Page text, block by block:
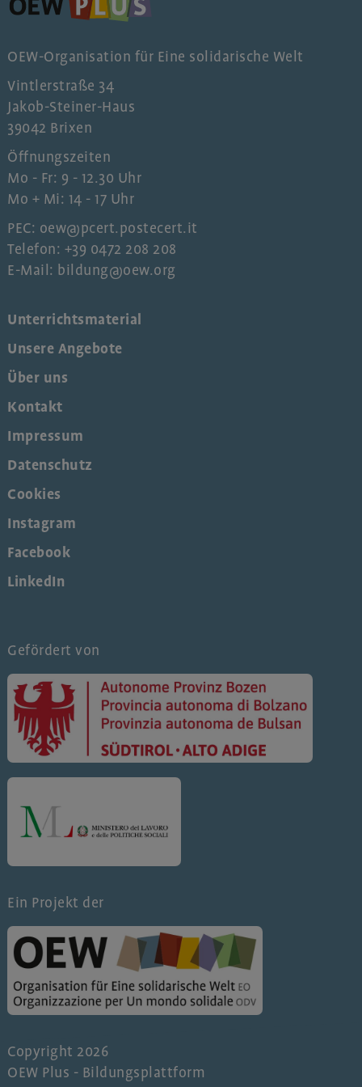
OEW-Organisation für Eine solidarische Welt
Vintlerstraße 34
Jakob-Steiner-Haus
39042 Brixen
Öffnungszeiten
Mo - Fr: 9 - 12.30 Uhr
Mo + Mi: 14 - 17 Uhr
PEC: oew@pcert.postecert.it
Telefon: +39 0472 208 208
E-Mail: bildung@oew.org
Unterrichtsmaterial
Unsere Angebote
Über uns
Kontakt
Impressum
Datenschutz
Cookies
Instagram
Facebook
LinkedIn
Gefördert von
Ein Projekt der
Copyright 2026
OEW Plus - Bildungsplattform